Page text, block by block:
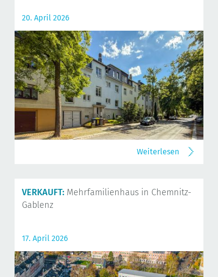
20. April 2026
Weiterlesen
VERKAUFT: Mehrfamilienhaus in Chemnitz-
Gablenz
17. April 2026